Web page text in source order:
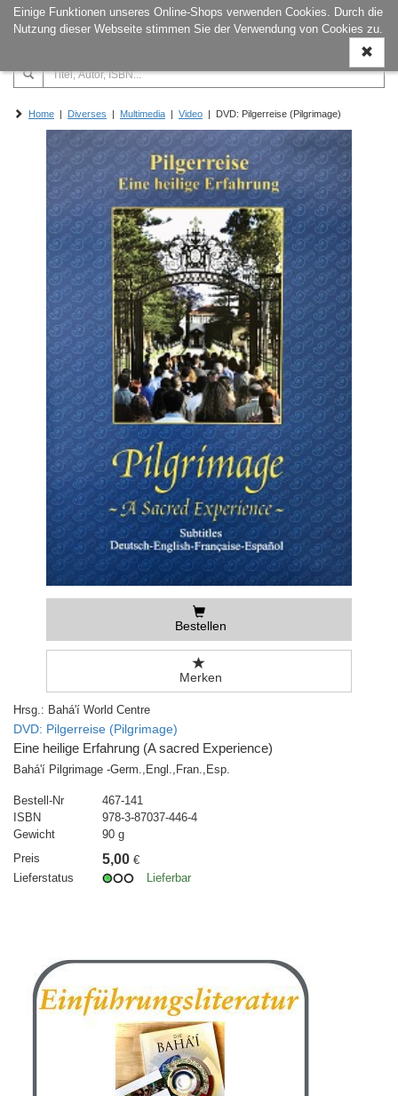
Einige Funktionen unseres Online-Shops verwenden Cookies. Durch die
Nutzung dieser Webseite stimmen Sie der Verwendung von Cookies zu.
ein-/
Home | Diverses | Multimedia | Video | DVD: Pilgerreise (Pilgrimage)
Bestellen
Merken
Hrsg.: Bahá'í World Centre
DVD: Pilgerreise (Pilgrimage)
Eine heilige Erfahrung (A sacred Experience)
Bahá'í Pilgrimage -Germ.,Engl.,Fran.,Esp.
Bestell-Nr
467-141
ISBN
978-3-87037-446-4
Gewicht
90 g
Preis
5,00 €
Lieferstatus
Lieferbar